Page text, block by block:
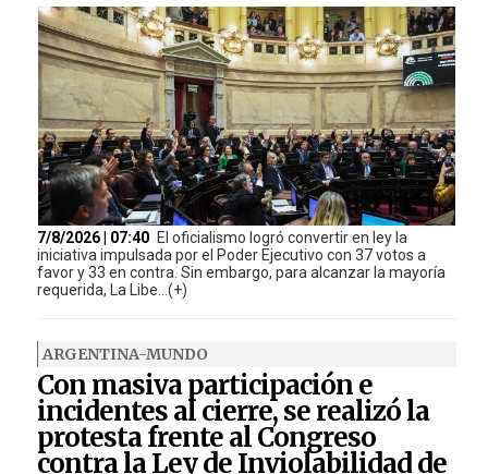
7/8/2026 | 07:40 El oficialismo logró convertir en ley la
iniciativa impulsada por el Poder Ejecutivo con 37 votos a
favor y 33 en contra. Sin embargo, para alcanzar la mayoría
requerida, La Libe...(+)
ARGENTINA-MUNDO
Con masiva participación e
incidentes al cierre, se realizó la
protesta frente al Congreso
contra la Ley de Inviolabilidad de